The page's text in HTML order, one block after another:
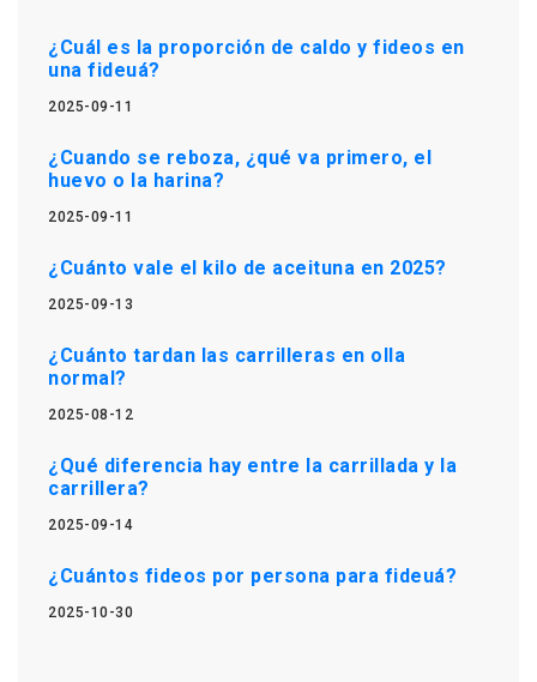
¿Cuál es la proporción de caldo y fideos en
una fideuá?
2025-09-11
¿Cuando se reboza, ¿qué va primero, el
huevo o la harina?
2025-09-11
¿Cuánto vale el kilo de aceituna en 2025?
2025-09-13
¿Cuánto tardan las carrilleras en olla
normal?
2025-08-12
¿Qué diferencia hay entre la carrillada y la
carrillera?
2025-09-14
¿Cuántos fideos por persona para fideuá?
2025-10-30